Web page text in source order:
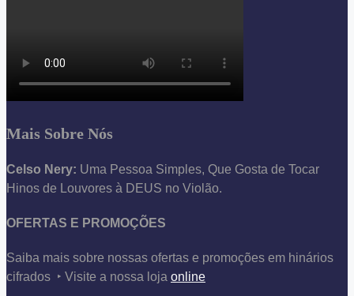
Mais Sobre Nós
Celso Nery: Uma Pessoa Simples, Que Gosta de Tocar
Hinos de Louvores à DEUS no Violão.
OFERTAS E PROMOÇÕES
Saiba mais sobre nossas ofertas e promoções em hinários
cifrados ‣ Visite a nossa loja online